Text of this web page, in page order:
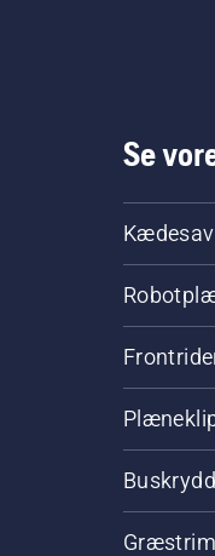
viser, at
fungerer.
Se